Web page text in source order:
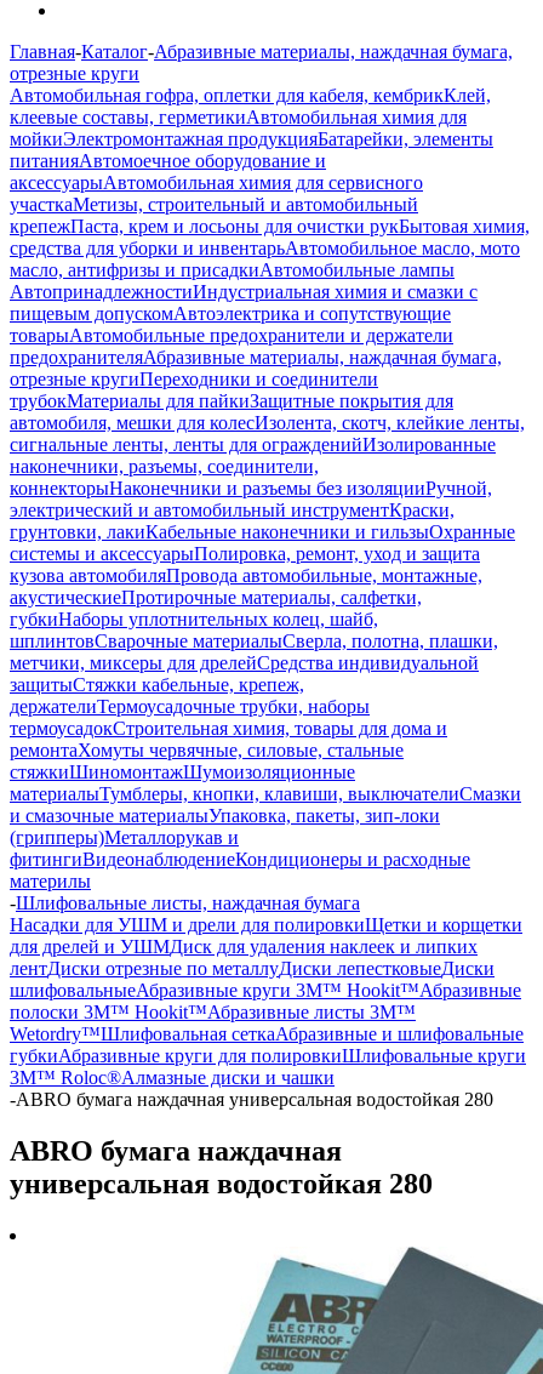
Главная-Каталог-Абразивные материалы, наждачная бумага,
отрезные круги
Автомобильная гофра, оплетки для кабеля, кембрикКлей,
клеевые составы, герметикиАвтомобильная химия для
мойкиЭлектромонтажная продукцияБатарейки, элементы
питанияАвтомоечное оборудование и
аксессуарыАвтомобильная химия для сервисного
участкаМетизы, строительный и автомобильный
крепежПаста, крем и лосьоны для очистки рукБытовая химия,
средства для уборки и инвентарьАвтомобильное масло, мото
масло, антифризы и присадкиАвтомобильные лампы
АвтопринадлежностиИндустриальная химия и смазки с
пищевым допускомАвтоэлектрика и сопутствующие
товарыАвтомобильные предохранители и держатели
предохранителяАбразивные материалы, наждачная бумага,
отрезные кругиПереходники и соединители
трубокМатериалы для пайкиЗащитные покрытия для
автомобиля, мешки для колесИзолента, скотч, клейкие ленты,
сигнальные ленты, ленты для огражденийИзолированные
наконечники, разъемы, соединители,
коннекторыНаконечники и разъемы без изоляцииРучной,
электрический и автомобильный инструментКраски,
грунтовки, лакиКабельные наконечники и гильзыОхранные
системы и аксессуарыПолировка, ремонт, уход и защита
кузова автомобиляПровода автомобильные, монтажные,
акустическиеПротирочные материалы, салфетки,
губкиНаборы уплотнительных колец, шайб,
шплинтовСварочные материалыСверла, полотна, плашки,
метчики, миксеры для дрелейСредства индивидуальной
защитыСтяжки кабельные, крепеж,
держателиТермоусадочные трубки, наборы
термоусадокСтроительная химия, товары для дома и
ремонтаХомуты червячные, силовые, стальные
стяжкиШиномонтажШумоизоляционные
материалыТумблеры, кнопки, клавиши, выключателиСмазки
и смазочные материалыУпаковка, пакеты, зип-локи
(грипперы)Металлорукав и
фитингиВидеонаблюдениеКондиционеры и расходные
материлы
-Шлифовальные листы, наждачная бумага
Насадки для УШМ и дрели для полировкиЩетки и корщетки
для дрелей и УШМДиск для удаления наклеек и липких
лентДиски отрезные по металлуДиски лепестковыеДиски
шлифовальныеАбразивные круги 3M™ Hookit™Абразивные
полоски 3M™ Hookit™Абразивные листы 3M™
Wetordry™Шлифовальная сеткаАбразивные и шлифовальные
губкиАбразивные круги для полировкиШлифовальные круги
3M™ Roloc®Алмазные диски и чашки
-ABRO бумага наждачная универсальная водостойкая 280
ABRO бумага наждачная
универсальная водостойкая 280